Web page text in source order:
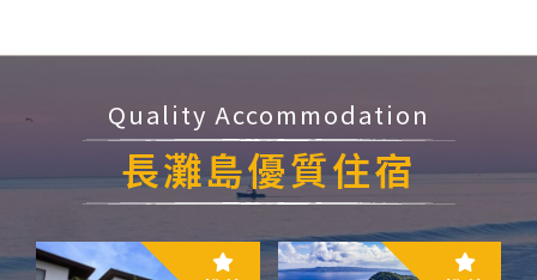
Quality Accommodation
長灘島優質住宿